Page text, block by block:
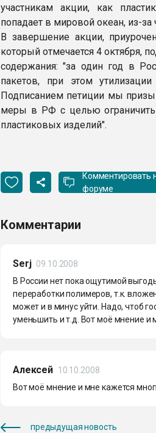
участникам акции, как
попадает в мировой океан, из-за
В завершение акции,
который отмечается 4 октября,
содержания: "за один год в
пакетов, при этом
Подписанием петиции мы
меры в РФ с целью ограничить
пластиковых изделий".
Комментировать
форуме
Комментарии
Serj 09.10.2008
В России нет пока ощутимой
переработки полимеров, т.к.
может и в минус уйти. Надо, чтоб
уменьшить и т.д. Вот моё мнение и
Алексей 10.10.2008
Вот моё мнение и мне кажется
предыдущая новость